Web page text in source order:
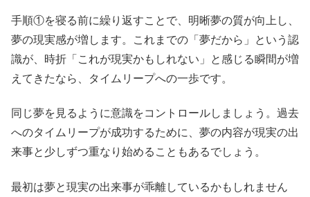
手順①を寝る前に繰り返すことで、明晰夢の質が向上し、
夢の現実感が増します。これまでの「夢だから」という認
識が、時折「これが現実かもしれない」と感じる瞬間が増
えてきたなら、タイムリープへの一歩です。
同じ夢を見るように意識をコントロールしましょう。過去
へのタイムリープが成功するために、夢の内容が現実の出
来事と少しずつ重なり始めることもあるでしょう。
最初は夢と現実の出来事が乖離しているかもしれません